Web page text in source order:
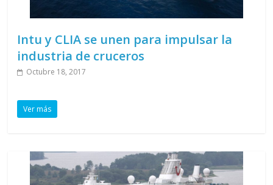
Intu y CLIA se unen para impulsar la
industria de cruceros
Octubre 18, 2017
Ver más